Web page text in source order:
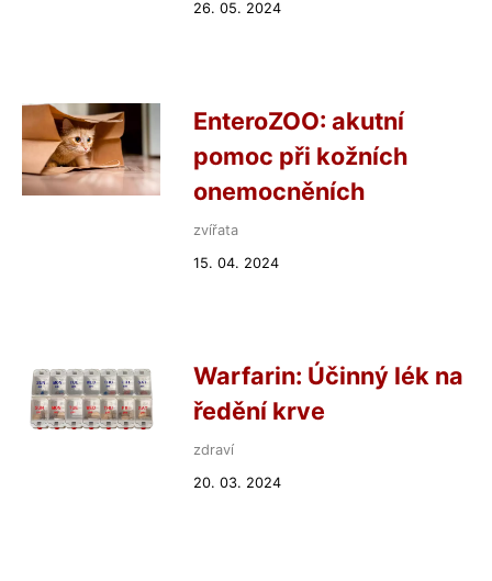
26. 05. 2024
EnteroZOO: akutní
pomoc při kožních
onemocněních
zvířata
15. 04. 2024
Warfarin: Účinný lék na
ředění krve
zdraví
20. 03. 2024